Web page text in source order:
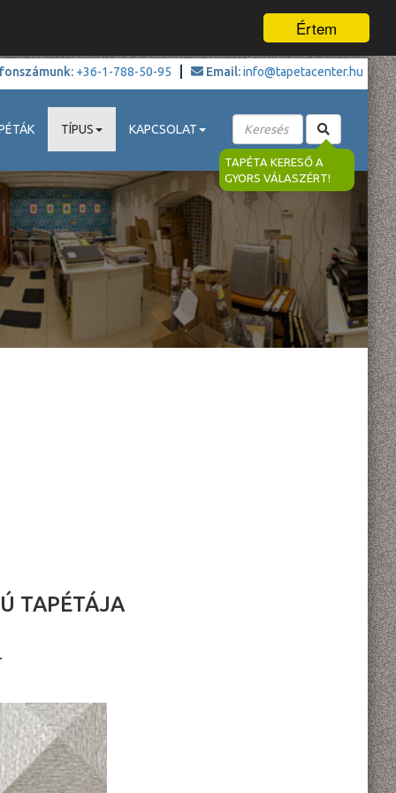
Értem
+36-1-788-50-95 Email:info@tapetacenter.hu
TÍPUS KAPCSOLAT
TAPÉTA KERESŐ A
GYORS VÁLASZÉRT!
TAPÉTÁJA